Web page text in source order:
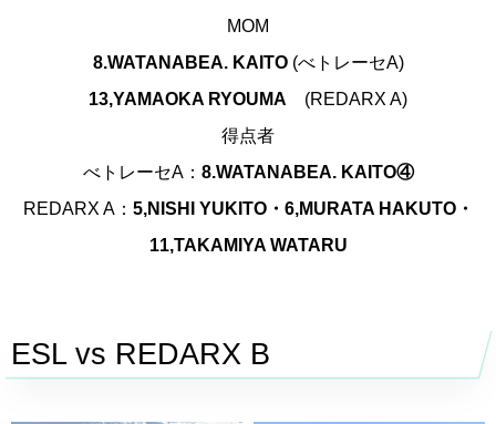
MOM
8.WATANABEA. KAITO(べトレーセA)
13,YAMAOKA RYOUMA (REDARX A)
得点者
べトレーセA： 8.WATANABEA. KAITO④
REDARX A： 5,NISHI YUKITO・6,MURATA HAKUTO・
11,TAKAMIYA WATARU
ESL vs REDARX B